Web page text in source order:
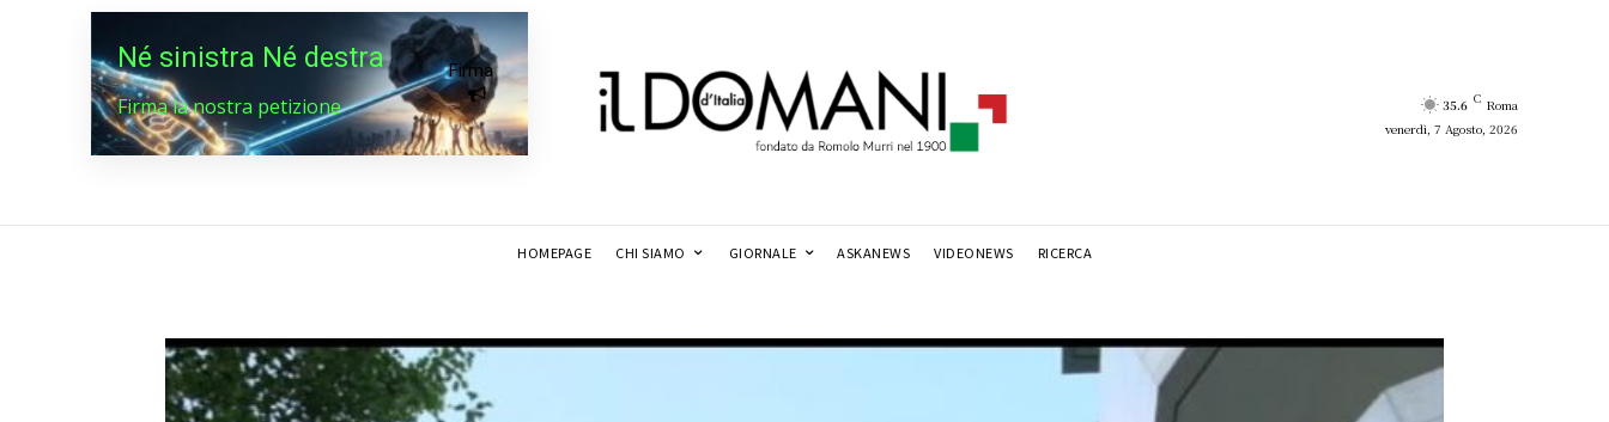
Né sinistra Né destra
Firma la nostra petizione
Firma
35.6 C Roma
venerdì, 7 Agosto, 2026
HOMEPAGE CHI SIAMO GIORNALE ASKANEWS VIDEONEWS RICERCA